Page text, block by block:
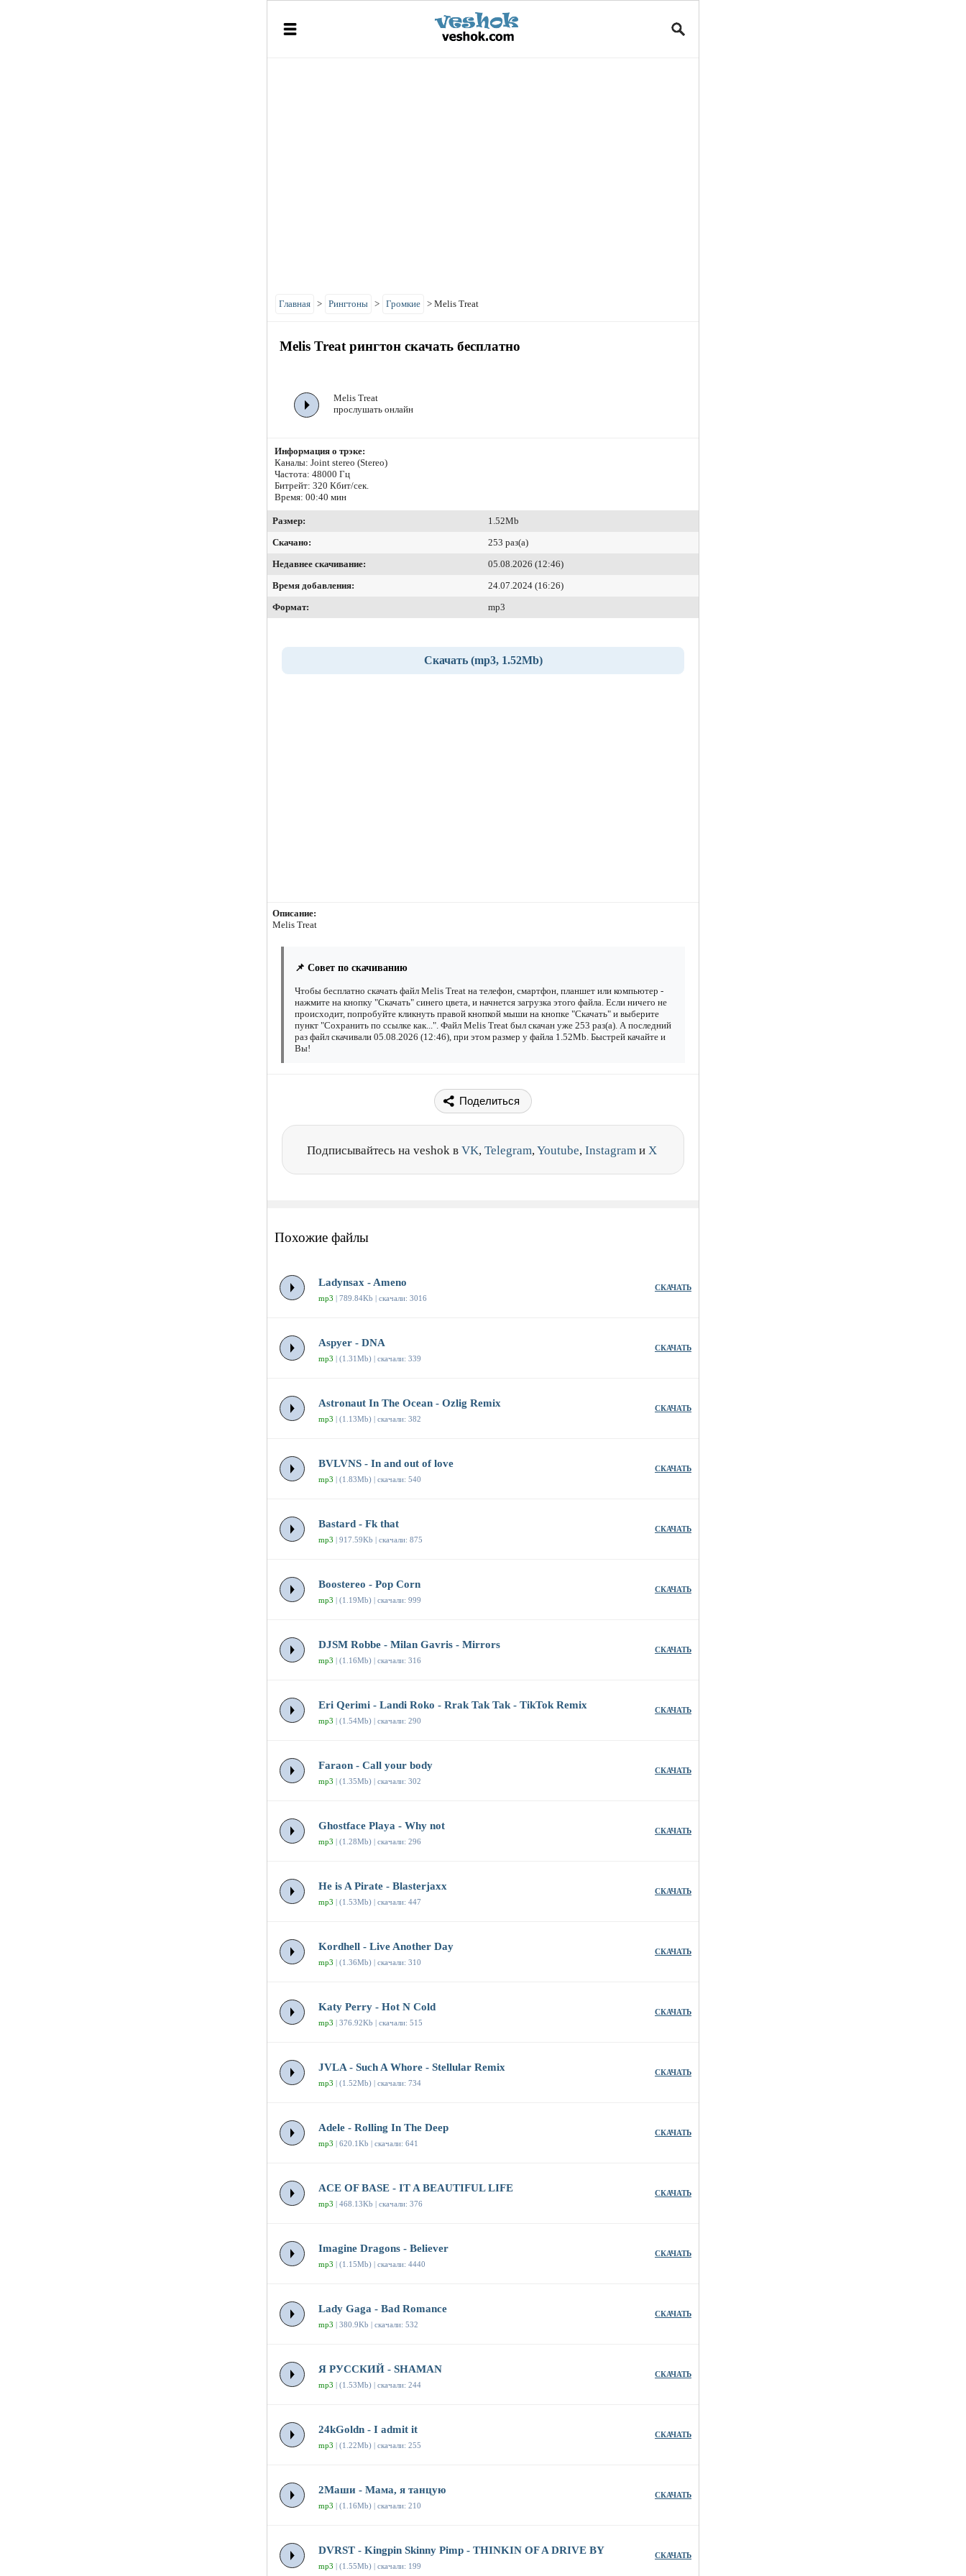
Главная > Рингтоны > Громкие > Melis Treat
Melis Treat рингтон скачать бесплатно
Melis Treat
прослушать онлайн
Информация о трэке:
Каналы: Joint stereo (Stereo)
Частота: 48000 Гц
Битрейт: 320 Кбит/сек.
Время: 00:40 мин
Размер:
1.52Mb
Скачано:
253 раз(а)
Недавнее скачивание:
05.08.2026 (12:46)
Время добавления:
24.07.2024 (16:26)
Формат:
mp3
Скачать (mp3, 1.52Mb)
Описание:
Melis Treat
📌 Совет по скачиванию
Чтобы бесплатно скачать файл Melis Treat на телефон, смартфон, планшет или компьютер -
нажмите на кнопку "Скачать" синего цвета, и начнется загрузка этого файла. Если ничего не
происходит, попробуйте кликнуть правой кнопкой мыши на кнопке "Скачать" и выберите
пункт "Сохранить по ссылке как...". Файл Melis Treat был скачан уже 253 раз(а). А последний
раз файл скачивали 05.08.2026 (12:46), при этом размер у файла 1.52Mb. Быстрей качайте и
Вы!
Поделиться
Подписывайтесь на veshok в VK, Telegram,Youtube, Instagram и X
Похожие файлы
Ladynsax - Ameno
mp3 | 789.84Kb | скачали: 3016
СКАЧАТЬ
Aspyer - DNA
mp3 | (1.31Mb) | скачали: 339
СКАЧАТЬ
Astronaut In The Ocean - Ozlig Remix
mp3 | (1.13Mb) | скачали: 382
СКАЧАТЬ
BVLVNS - In and out of love
mp3 | (1.83Mb) | скачали: 540
СКАЧАТЬ
Bastard - Fk that
mp3 | 917.59Kb | скачали: 875
СКАЧАТЬ
Boostereo - Pop Corn
mp3 | (1.19Mb) | скачали: 999
СКАЧАТЬ
DJSM Robbe - Milan Gavris - Mirrors
mp3 | (1.16Mb) | скачали: 316
СКАЧАТЬ
Eri Qerimi - Landi Roko - Rrak Tak Tak - TikTok Remix
mp3 | (1.54Mb) | скачали: 290
СКАЧАТЬ
Faraon - Call your body
mp3 | (1.35Mb) | скачали: 302
СКАЧАТЬ
Ghostface Playa - Why not
mp3 | (1.28Mb) | скачали: 296
СКАЧАТЬ
He is A Pirate - Blasterjaxx
mp3 | (1.53Mb) | скачали: 447
СКАЧАТЬ
Kordhell - Live Another Day
mp3 | (1.36Mb) | скачали: 310
СКАЧАТЬ
Katy Perry - Hot N Cold
mp3 | 376.92Kb | скачали: 515
СКАЧАТЬ
JVLA - Such A Whore - Stellular Remix
mp3 | (1.52Mb) | скачали: 734
СКАЧАТЬ
Adele - Rolling In The Deep
mp3 | 620.1Kb | скачали: 641
СКАЧАТЬ
ACE OF BASE - IT A BEAUTIFUL LIFE
mp3 | 468.13Kb | скачали: 376
СКАЧАТЬ
Imagine Dragons - Believer
mp3 | (1.15Mb) | скачали: 4440
СКАЧАТЬ
Lady Gaga - Bad Romance
mp3 | 380.9Kb | скачали: 532
СКАЧАТЬ
Я РУССКИЙ - SHAMAN
mp3 | (1.53Mb) | скачали: 244
СКАЧАТЬ
24kGoldn - I admit it
mp3 | (1.22Mb) | скачали: 255
СКАЧАТЬ
2Маши - Мама, я танцую
mp3 | (1.16Mb) | скачали: 210
СКАЧАТЬ
DVRST - Kingpin Skinny Pimp - THINKIN OF A DRIVE BY
mp3 | (1.55Mb) | скачали: 199
СКАЧАТЬ